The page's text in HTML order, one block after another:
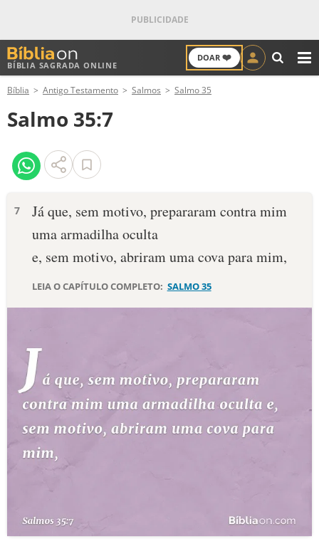
BÍBLIA SAGRADA ONLINE
DOAR ❤️
ANTIGO TESTAMENTO
NOVO TESTAMENTO
VERSÍCULOS
PALAVRA DO DIA
DEVOCIONAL DIÁRIO
10 MANDAMENTOS
ESTUDOS BÍBLICOS
TEMAS
TERMO BÍBLICO
Bíblia Antigo Testamento Salmos Salmo 35
Salmo 35:7
7
Já que, sem motivo, prepararam contra mim
uma armadilha oculta
e, sem motivo, abriram uma cova para mim,
LEIA O CAPÍTULO COMPLETO: SALMO 35